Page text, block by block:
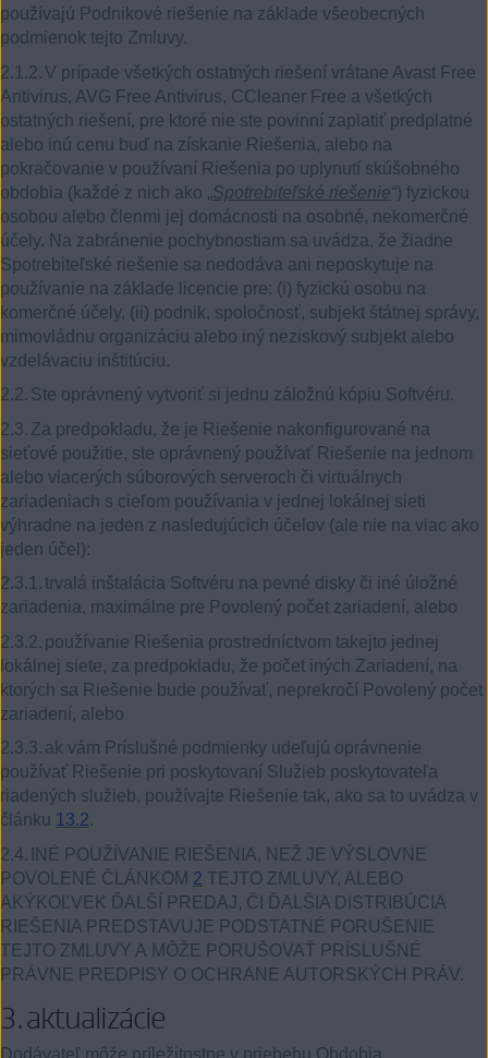
používajú Podnikové riešenie na základe všeobecných
podmienok tejto Zmluvy.
2.1.2.V prípade všetkých ostatných riešení vrátane Avast Free
Antivirus, AVG Free Antivirus, CCleaner Free a všetkých
ostatných riešení, pre ktoré nie ste povinní zaplatiť predplatné
alebo inú cenu buď na získanie Riešenia, alebo na
pokračovanie v používaní Riešenia po uplynutí skúšobného
obdobia (každé z nich ako „Spotrebiteľské riešenie“) fyzickou
osobou alebo členmi jej domácnosti na osobné, nekomerčné
účely. Na zabránenie pochybnostiam sa uvádza, že žiadne
Spotrebiteľské riešenie sa nedodáva ani neposkytuje na
používanie na základe licencie pre: (i) fyzickú osobu na
komerčné účely, (ii) podnik, spoločnosť, subjekt štátnej správy,
mimovládnu organizáciu alebo iný neziskový subjekt alebo
vzdelávaciu inštitúciu.
2.2. Ste oprávnený vytvoriť si jednu záložnú kópiu Softvéru.
2.3. Za predpokladu, že je Riešenie nakonfigurované na
sieťové použitie, ste oprávnený používať Riešenie na jednom
alebo viacerých súborových serveroch či virtuálnych
zariadeniach s cieľom používania v jednej lokálnej sieti
výhradne na jeden z nasledujúcich účelov (ale nie na viac ako
jeden účel):
2.3.1.trvalá inštalácia Softvéru na pevné disky či iné úložné
zariadenia, maximálne pre Povolený počet zariadení, alebo
2.3.2. používanie Riešenia prostredníctvom takejto jednej
lokálnej siete, za predpokladu, že počet iných Zariadení, na
ktorých sa Riešenie bude používať, neprekročí Povolený počet
zariadení, alebo
2.3.3. ak vám Príslušné podmienky udeľujú oprávnenie
používať Riešenie pri poskytovaní Služieb poskytovateľa
riadených služieb, používajte Riešenie tak, ako sa to uvádza v
článku 13.2.
2.4. INÉ POUŽÍVANIE RIEŠENIA, NEŽ JE VÝSLOVNE
POVOLENÉ ČLÁNKOM 2 TEJTO ZMLUVY, ALEBO
AKÝKOĽVEK ĎALŠÍ PREDAJ, ČI ĎALŠIA DISTRIBÚCIA
RIEŠENIA PREDSTAVUJE PODSTATNÉ PORUŠENIE
TEJTO ZMLUVY A MÔŽE PORUŠOVAŤ PRÍSLUŠNÉ
PRÁVNE PREDPISY O OCHRANE AUTORSKÝCH PRÁV.
3.aktualizácie
Dodávateľ môže príležitostne v priebehu Obdobia